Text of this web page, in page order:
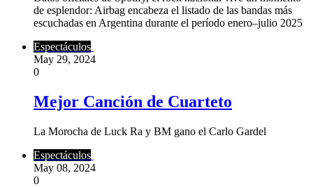
de esplendor: Airbag encabeza el listado de las bandas más
escuchadas en Argentina durante el período enero–julio 2025
Espectáculos
May 29, 2024
0
Mejor Canción de Cuarteto
La Morocha de Luck Ra y BM gano el Carlo Gardel
Espectáculos
May 08, 2024
0